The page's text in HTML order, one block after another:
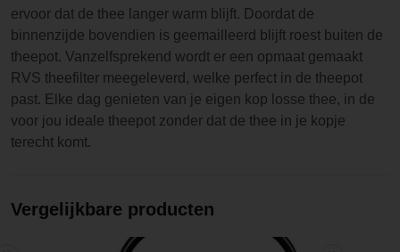
ervoor dat de thee langer warm blijft. Doordat de
binnenzijde bovendien is geemailleerd blijft roest buiten de
theepot. Vanzelfsprekend wordt er een opmaat gemaakt
RVS theefilter meegeleverd, welke perfect in de theepot
past. Elke dag genieten van je eigen kop losse thee, in de
voor jou ideale theepot zonder dat de thee in je kopje
terecht komt.
Vergelijkbare producten